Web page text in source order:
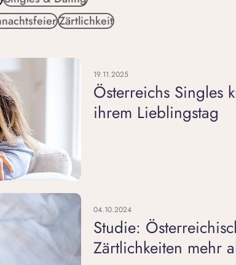
Zärtlichkeit
19.11.2025
Österreichs Singles
ihrem Lieblingstag
04.10.2024
Studie:
Zärtlichkeiten mehr